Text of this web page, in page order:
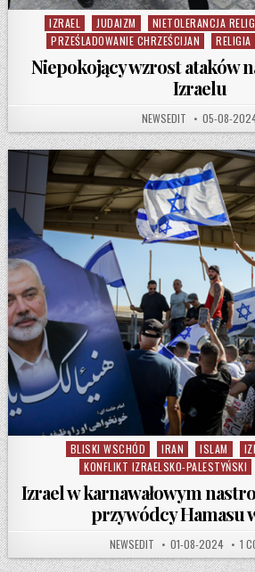
Posted in
IZRAEL JUDAIZM NIETOLERANCJA
PRZEŚLADOWANIE CHRZEŚCIJAN
RELIGIA
Niepokojący wzrost ataków
Izraelu
AUTHOR:
NEWSEDIT PUBLISHED
05-08-
Posted in
BLISKI WSCHÓD IRAN ISLAM
KONFLIKT IZRAELSKO-PALESTYŃSKI
Izrael w karnawałowym
przywódcy Hamasu
AUTHOR:
NEWSEDIT PUBLISHED DATE:
01-08-2024 1